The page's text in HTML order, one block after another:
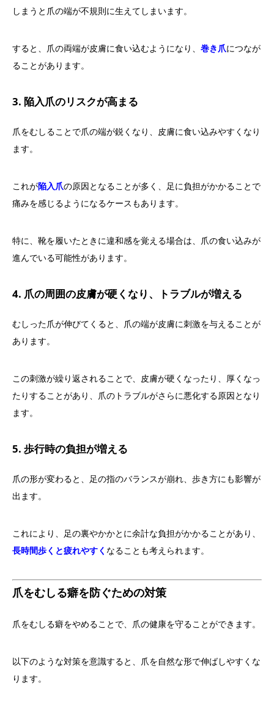
しまうと爪の端が不規則に生えてしまいます。
すると、爪の両端が皮膚に食い込むようになり、 巻き爪につなが
ることがあります。
3. 陥入爪のリスクが高まる
爪をむしることで爪の端が鋭くなり、皮膚に食い込みやすくなり
ます。
これが陥入爪の原因となることが多く、足に負担がかかることで
痛みを感じるようになるケースもあります。
特に、靴を履いたときに違和感を覚える場合は、爪の食い込みが
進んでいる可能性があります。
4. 爪の周囲の皮膚が硬くなり、トラブルが増える
むしった爪が伸びてくると、爪の端が皮膚に刺激を与えることが
あります。
この刺激が繰り返されることで、皮膚が硬くなったり、厚くなっ
たりすることがあり、爪のトラブルがさらに悪化する原因となり
ます。
5. 歩行時の負担が増える
爪の形が変わると、足の指のバランスが崩れ、歩き方にも影響が
出ます。
これにより、足の裏やかかとに余計な負担がかかることがあり、
長時間歩くと疲れやすく なることも考えられます。
爪をむしる癖を防ぐための対策
爪をむしる癖をやめることで、爪の健康を守ることができます。
以下のような対策を意識すると、爪を自然な形で伸ばしやすくな
ります。